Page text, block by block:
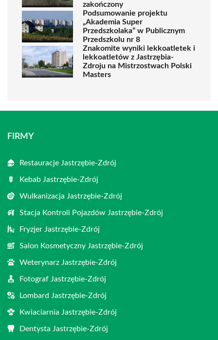
zakończony
Podsumowanie projektu
„Akademia Super
Przedszkolaka” w Publicznym
Przedszkolu nr 8
Znakomite wyniki lekkoatletek i
lekkoatletów z Jastrzębia-
Zdroju na Mistrzostwach Polski
Masters
FIRMY
Restauracje Jastrzębie-Zdrój
Kebab Jastrzębie-Zdrój
Wulkanizacja Jastrzębie-Zdrój
Stacja Kontroli Pojazdów Jastrzębie-Zdrój
Fryzjer Jastrzębie-Zdrój
Salon Kosmetyczny Jastrzębie-Zdrój
Weterynarz Jastrzębie-Zdrój
Fotograf Jastrzębie-Zdrój
Lombard Jastrzębie-Zdrój
Kwiaciarnia Jastrzębie-Zdrój
Dentysta Jastrzębie-Zdrój